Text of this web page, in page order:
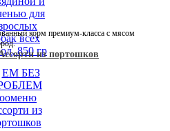
корм премиум-класса с мясом
из портошков